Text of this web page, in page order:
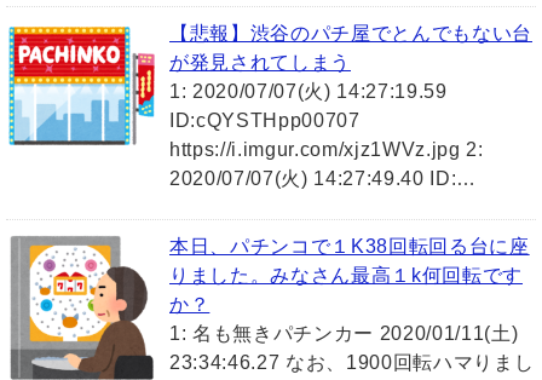
【悲報】渋谷のパチ屋でとんでもない台
が発見されてしまう
1: 2020/07/07(火) 14:27:19.59
ID:cQYSTHpp00707
https://i.imgur.com/xjz1WVz.jpg 2:
2020/07/07(火) 14:27:49.40 ID:…
本日、パチンコで１K38回転回る台に座
りました。みなさん最高１k何回転です
か？
1: 名も無きパチンカー 2020/01/11(土)
23:34:46.27 なお、1900回転ハマりまし